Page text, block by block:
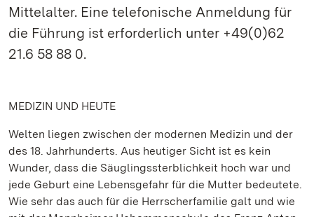
Mittelalter. Eine telefonische Anmeldung für
die Führung ist erforderlich unter +49(0)62
21.6 58 88 0.
MEDIZIN UND HEUTE
Welten liegen zwischen der modernen Medizin und der
des 18. Jahrhunderts. Aus heutiger Sicht ist es kein
Wunder, dass die Säuglingssterblichkeit hoch war und
jede Geburt eine Lebensgefahr für die Mutter bedeutete.
Wie sehr das auch für die Herrscherfamilie galt und wie